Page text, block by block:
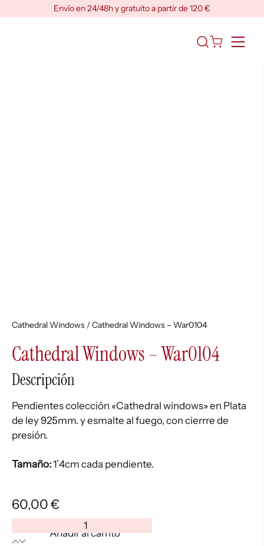
Envío en 24/48h y gratuito a partir de 120 €
Abrir
Cathedral Windows / Cathedral Windows – War0104
Cathedral Windows – War0104
Descripción
Pendientes colección «Cathedral windows» en Plata
de ley 925mm. y esmalte al fuego, con cierrre de
presión.
Tamaño:1’4cm cada pendiente.
60,00€
Windows
Añadir al carrito